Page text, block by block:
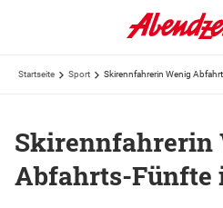
Startseite Sport Skirennfahrerin Wenig
Skirennfahrerin
Abfahrts-Fünfte